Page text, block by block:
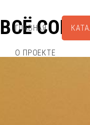
ВСЁ
ГЛАВНАЯ
О ПРОЕКТЕ